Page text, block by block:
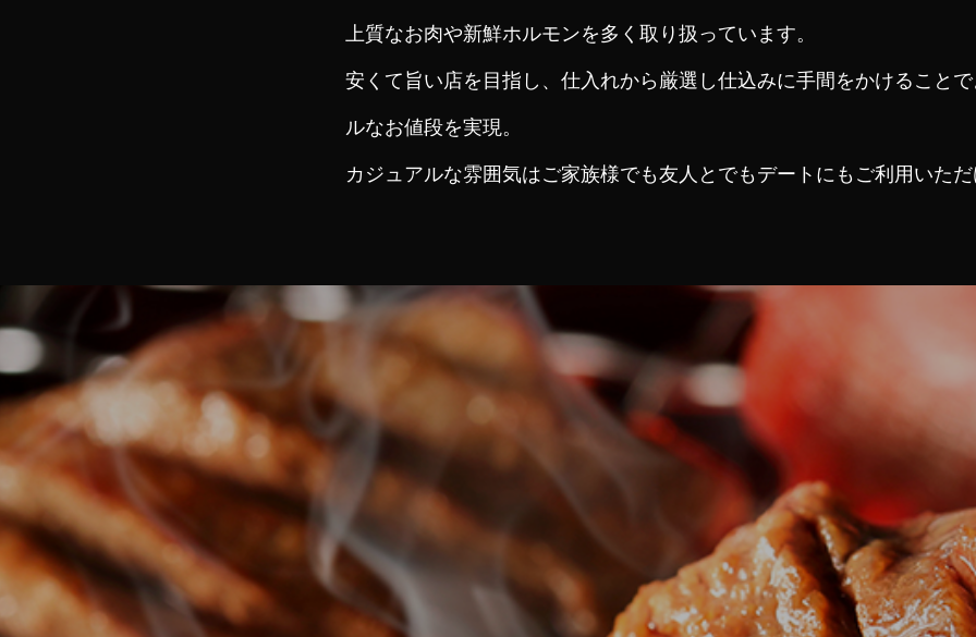
上質なお肉や新鮮ホルモンを多く取り扱っています。
安くて旨い店を目指し、仕入れから厳選し仕込みに手間をかけること
ルなお値段を実現。
カジュアルな雰囲気はご家族様でも友人とでもデートにもご利用いた